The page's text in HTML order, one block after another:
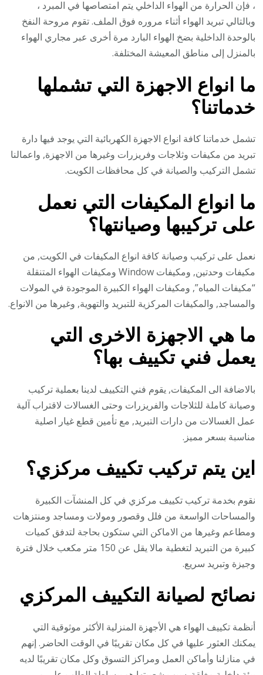
، فإن الحرارة من الهواء الداخلي يتم امتصاصها في المبرد ،
وبالتالي تبريد الهواء أثناء مروره فوق الملف. تقوم مروحة النفخ
بالوحدة الداخلية بضخ الهواء البارد مرة أخرى عبر مجاري الهواء
بالمنزل إلى مناطق المعيشة المختلفة.
ما انواع الاجهزة التي تشملها
خدماتنا؟
تشمل خدماتنا كافة انواع الاجهزة الكهربائية التي يوجد فيها دارة
تبريد من مكيفات وثلاجات وفريزرات وغيرها من الاجهزة, واعمالنا
تشمل التركيب والصيانة في كل محافظات الكويت.
ما انواع المكيفات التي نعمل
على تركيبها وصيانتها؟
نعمل على تركيب وصيانة كافة انواع المكيفات في الكويت, من
مكيفات وحدتين, ومكيفات Window ومكيفات الهواء المتنقلة
“مكيفات المياه”, ومكيفات الهواء الكبيرة الموجودة في المولات
والمساجد, والمكيفات المركزية للتبريد والتهوية, وغيرها من الانواع.
ما هي الاجهزة الاخرى التي
يعمل فني تكييف بها؟
بالاضافة الى المكيفات, يقوم فني التكييف لدينا بعملية تركيب
وصيانة كاملة للثلاجات والفريزرات وحتى الغسالات لاقتراب آلية
عمل الغسالات من دارات التبريد, مع تأمين قطع غيار اصلية
مناسبة بسعر مميز.
اين يتم تركيب تكييف مركزي؟
نقوم بخدمة تركيب تكييف مركزي في كل المنشآت الكبيرة
والمساحات الواسعة من فلل وقصور ومولات ومساجد ومنتزهات
ومطاعم وغيرها من الاماكن التي ستكون بحاجة لتدفق كميات
كبيرة من التبريد لتغطية مالا يقل عن 150 متر مكعب خلال فترة
وجيزة وتبريد سريع.
نصائح لصيانة التكييف المركزي
أنظمة تكييف الهواء هي الأجهزة المنزلية الأكثر موثوقية التي
يمكنك العثور عليها في كل مكان تقريبًا في الوقت الحاضر. إنهم
في منازلنا وأماكن العمل ومراكز التسوق وكل مكان تقريبًا لديه